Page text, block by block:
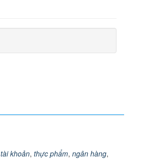
tài khoản, thực phẩm, ngân hàng,